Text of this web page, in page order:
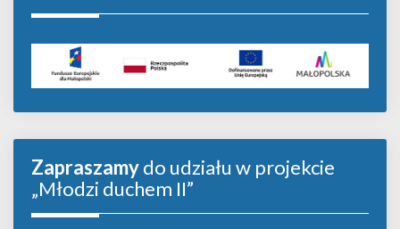
Zapraszamydo udziału w projekcie
„Młodzi duchem II”